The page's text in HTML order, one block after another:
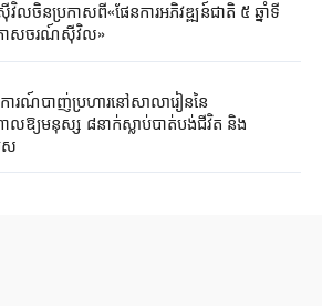
លចិនប្រកាសពី«ផែនការអភិវឌ្ឍន៍ជាតិ ៥ ឆ្នាំទី
កាសចរណ៍ស៊ីវិល»
ការណ៍បាញ់ប្រហារនៅសាលារៀននៃ
ាលឱ្យមនុស្ស ៨នាក់ស្លាប់បាត់បង់ជីវិត និង
ស